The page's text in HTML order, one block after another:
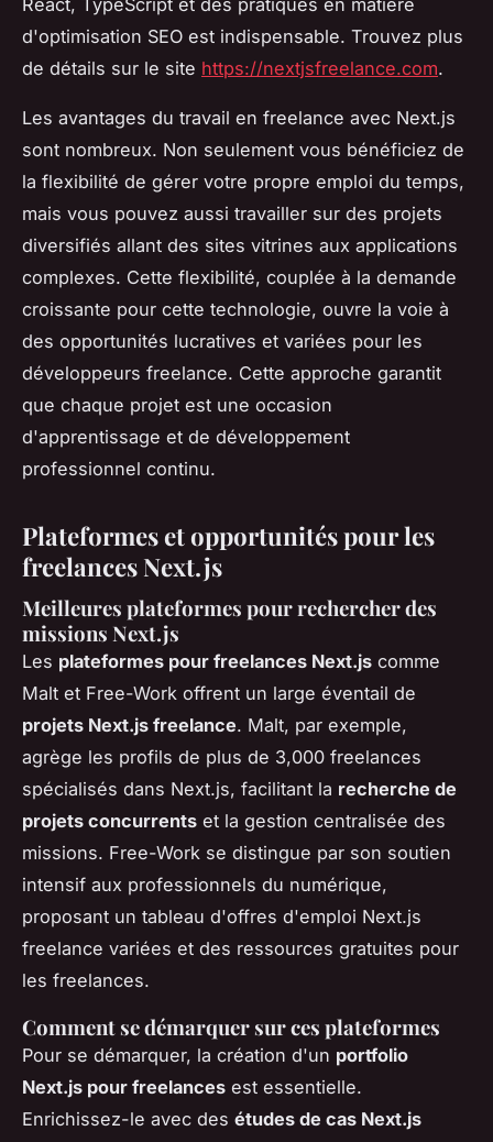
d'optimisation SEO est indispensable. Trouvez plus
de détails sur le site https://nextjsfreelance.com.
Les avantages du travail en freelance avec Next.js
sont nombreux. Non seulement vous bénéficiez de
la flexibilité de gérer votre propre emploi du temps,
mais vous pouvez aussi travailler sur des projets
diversifiés allant des sites vitrines aux applications
complexes. Cette flexibilité, couplée à la demande
croissante pour cette technologie, ouvre la voie à
des opportunités lucratives et variées pour les
développeurs freelance. Cette approche garantit
que chaque projet est une occasion
d'apprentissage et de développement
professionnel continu.
Plateformes et opportunités pour les
freelances Next.js
Meilleures plateformes pour rechercher des
missions Next.js
Les plateformes pour freelances Next.js comme
Malt et Free-Work offrent un large éventail de
projets Next.js freelance. Malt, par exemple,
agrège les profils de plus de 3,000 freelances
spécialisés dans Next.js, facilitant la recherche de
projets concurrents et la gestion centralisée des
missions. Free-Work se distingue par son soutien
intensif aux professionnels du numérique,
proposant un tableau d'offres d'emploi Next.js
freelance variées et des ressources gratuites pour
les freelances.
Comment se démarquer sur ces plateformes
Pour se démarquer, la création d'un portfolio
Next.js pour freelances est essentielle.
Enrichissez-le avec des études de cas Next.js